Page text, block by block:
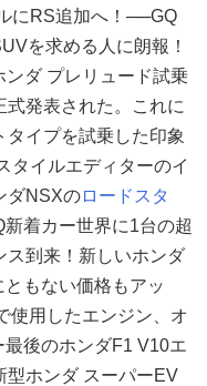
にRS追加へ！──GQ
を求める人に朗報！
ダ プレリュード試乗
発表された。これに
イプを試乗した印象
タイルエディターのイ
ダNSXのロードスタ
着カー世界に1台の超
ス到来！新しいホンダ
もない価格もアッ
使用したエンジン、オ
後のホンダF1 V10エ
型ホンダ スーパーEV